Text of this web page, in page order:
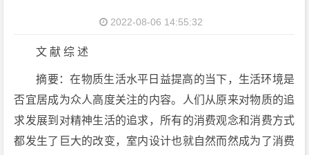
2022-08-06 14:55:32
文 献 综 述
摘要：在物质生活水平日益提高的当下，生活环境是
否宜居成为众人高度关注的内容。人们从原来对物质的追
求发展到对精神生活的追求，所有的消费观念和消费方式
都发生了巨大的改变，室内设计也就自然而然成为了消费